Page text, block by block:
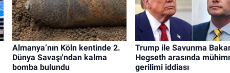
Almanya’nın Köln kentinde 2.
Dünya Savaşı'ndan kalma
bomba bulundu
Trump ile Savunma
Hegseth arasında
gerilimi iddiası